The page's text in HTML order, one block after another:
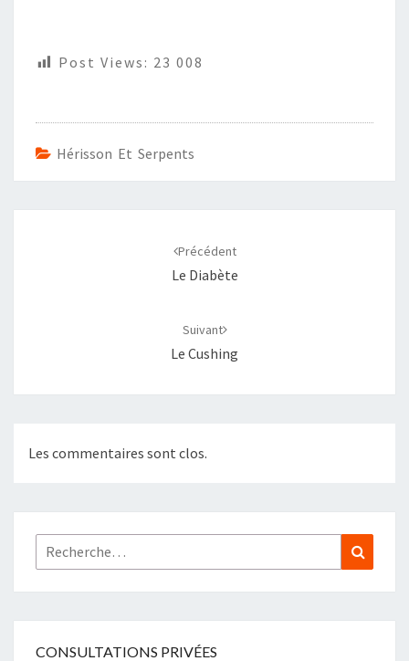
Post Views: 23 008
Hérisson Et Serpents
Précédent
Le Diabète
Suivant
Le Cushing
Les commentaires sont clos.
Rechercher :
CONSULTATIONS PRIVÉES